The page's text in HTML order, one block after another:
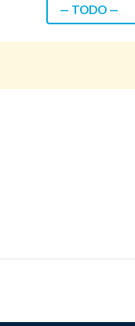
— TODO —